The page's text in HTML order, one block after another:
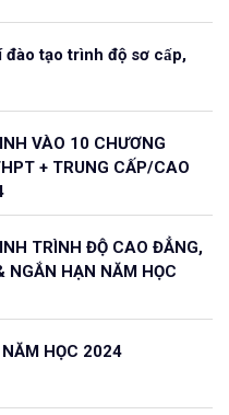
tạo trình độ sơ cấp,
VÀO 10 CHƯƠNG
+ TRUNG CẤP/CAO
TRÌNH ĐỘ CAO ĐẲNG,
NGẮN HẠN NĂM HỌC
HỌC 2024